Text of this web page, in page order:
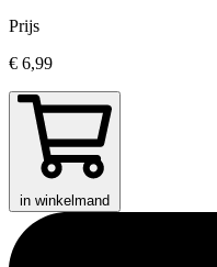
Prijs
€ 6,99
in winkelmand